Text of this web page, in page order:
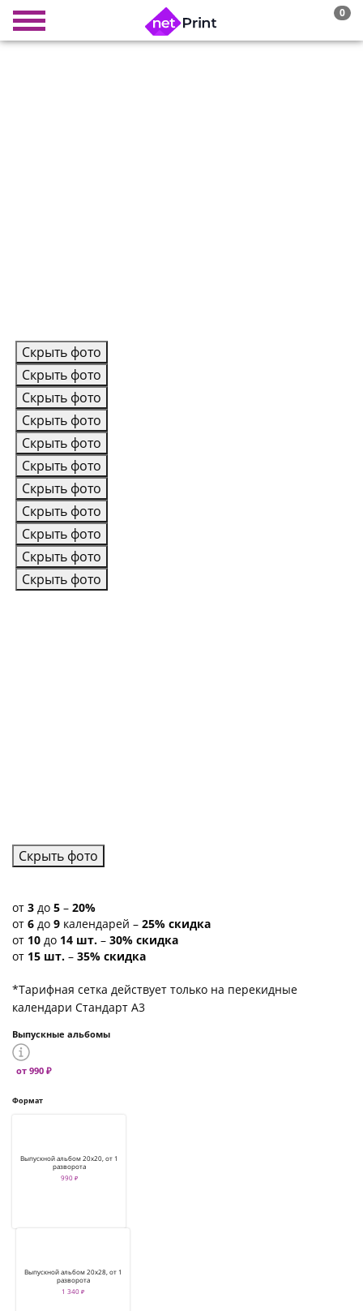
0
Скрыть фото
Скрыть фото
Скрыть фото
Скрыть фото
Скрыть фото
Скрыть фото
Скрыть фото
Скрыть фото
Скрыть фото
Скрыть фото
Скрыть фото
Скрыть фото
от 3 до 5 – 20%
от 6 до 9 календарей – 25% скидка
от 10 до 14 шт. – 30% скидка
от 15 шт. – 35% скидка
*Тарифная сетка действует только на перекидные
календари Стандарт А3
Выпускные альбомы
от 990 ₽
Формат
Выпускной альбом 20х20, от 1
разворота
990 ₽
Выпускной альбом 20х28, от 1
разворота
1 340 ₽